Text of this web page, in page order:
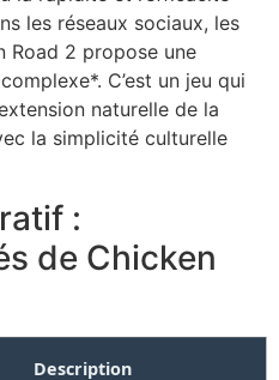
les réseaux sociaux, les
Road 2 propose une
C’est un jeu qui
naturelle de la
la simplicité culturelle
:
de Chicken
Description